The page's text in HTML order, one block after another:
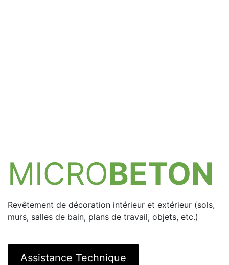
MICROBETON
Revêtement de décoration intérieur et extérieur (sols,
murs, salles de bain, plans de travail, objets, etc.)
Assistance Technique